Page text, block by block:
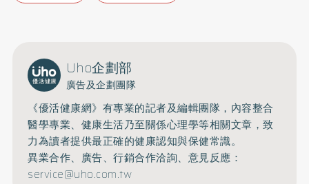
Uho企劃部
廣告及企劃團隊
《優活健康網》有專業的記者及編輯團隊，內容整合
醫學專業、健康生活乃至關係心理學等相關文章，致
力為讀者提供最正確的健康認知與保健常識。
異業合作、廣告、行銷合作洽詢、意見反應：
service@uho.com.tw